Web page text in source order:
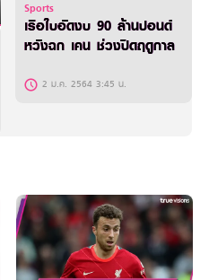
Sports
เรือใบอัดงบ 90 ล้านปอนด์
หวังฉก เคน ช่วงปิดฤดูกาล
2 ม.ค. 2564 3:45 น.